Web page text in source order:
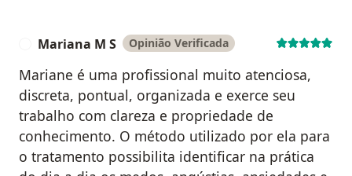
Mariana M S Opinião Verificada
Mariane é uma profissional muito atenciosa,
discreta, pontual, organizada e exerce seu
trabalho com clareza e propriedade de
conhecimento. O método utilizado por ela para
o tratamento possibilita identificar na prática